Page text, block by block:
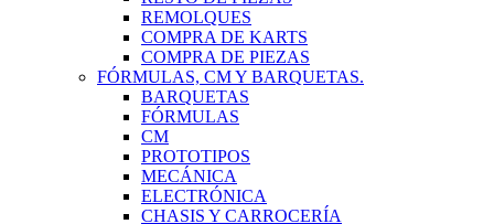
REMOLQUES
COMPRA DE KARTS
COMPRA DE PIEZAS
FÓRMULAS, CM Y BARQUETAS.
BARQUETAS
FÓRMULAS
CM
PROTOTIPOS
MECÁNICA
ELECTRÓNICA
CHASIS Y CARROCERÍA